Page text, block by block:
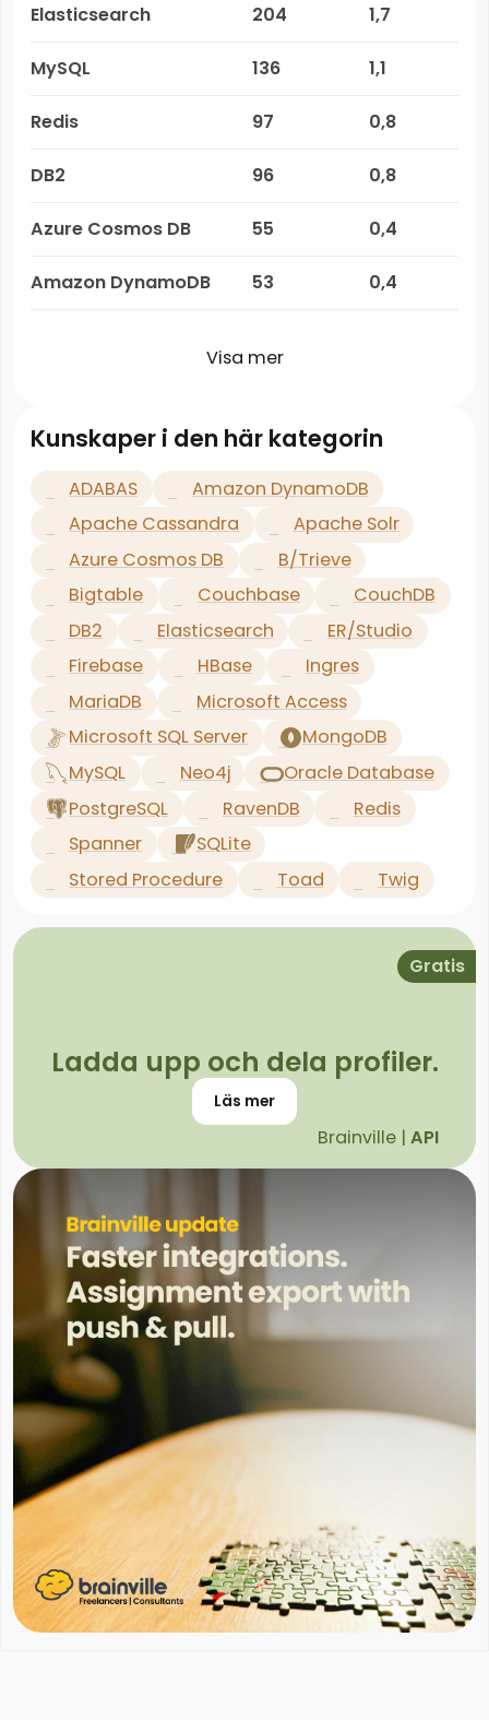
Elasticsearch 204 1,7
MySQL 136 1,1
Redis 97 0,8
DB2 96 0,8
Azure Cosmos DB 55 0,4
Amazon DynamoDB 53 0,4
Visa mer
Kunskaper i den här kategorin
ADABAS
Amazon DynamoDB
Apache Cassandra
Apache Solr
Azure Cosmos DB
B/Trieve
Bigtable
Couchbase
CouchDB
DB2
Elasticsearch
ER/Studio
Firebase
HBase
Ingres
MariaDB
Microsoft Access
Microsoft SQL Server
MongoDB
MySQL
Neo4j
Oracle Database
PostgreSQL
RavenDB
Redis
Spanner
SQLite
Stored Procedure
Toad Twig
Gratis
Ladda upp och dela profiler.
Läs mer
Brainville | API